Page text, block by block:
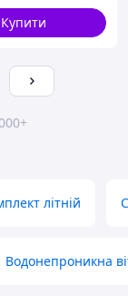
Купити
літній
Водонепроникна